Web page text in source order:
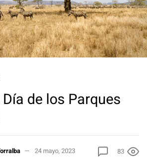
Día de los Parques
24 mayo, 2023 83